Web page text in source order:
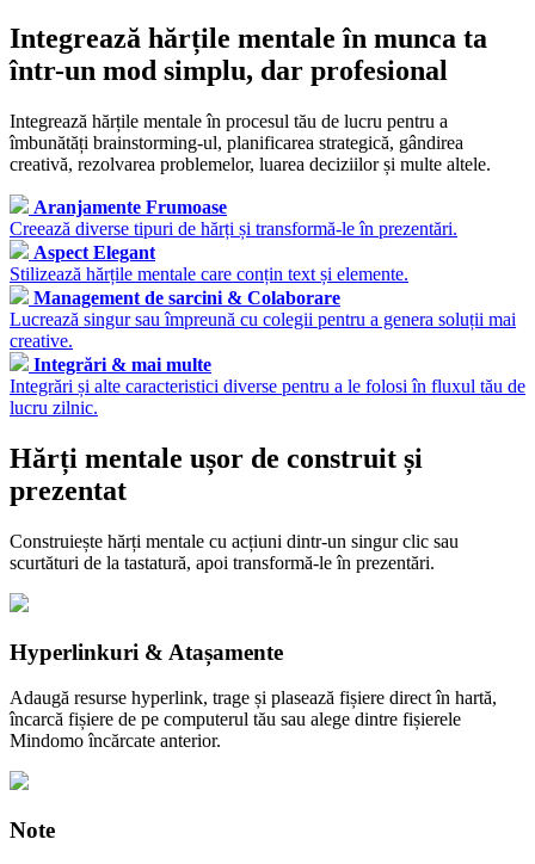
Integrează hărțile mentale în munca ta
într-un mod simplu, dar profesional
Integrează hărțile mentale în procesul tău de lucru pentru a
îmbunătăți brainstorming-ul, planificarea strategică, gândirea
creativă, rezolvarea problemelor, luarea deciziilor și multe altele.
Aranjamente Frumoase
Creează diverse tipuri de hărți și transformă-le în prezentări.
Aspect Elegant
Stilizează hărțile mentale care conțin text și elemente.
Management de sarcini & Colaborare
Lucrează singur sau împreună cu colegii pentru a genera soluții mai
creative.
Integrări & mai multe
Integrări și alte caracteristici diverse pentru a le folosi în fluxul tău de
lucru zilnic.
Hărți mentale ușor de construit și
prezentat
Construiește hărți mentale cu acțiuni dintr-un singur clic sau
scurtături de la tastatură, apoi transformă-le în prezentări.
Hyperlinkuri & Atașamente
Adaugă resurse hyperlink, trage și plasează fișiere direct în hartă,
încarcă fișiere de pe computerul tău sau alege dintre fișierele
Mindomo încărcate anterior.
Note